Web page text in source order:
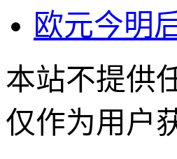
欧元今明
本站不提供
仅作为用户